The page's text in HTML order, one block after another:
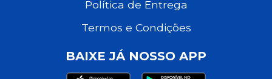
Política de Entrega
Termos e Condições
BAIXE JÁ NOSSO APP